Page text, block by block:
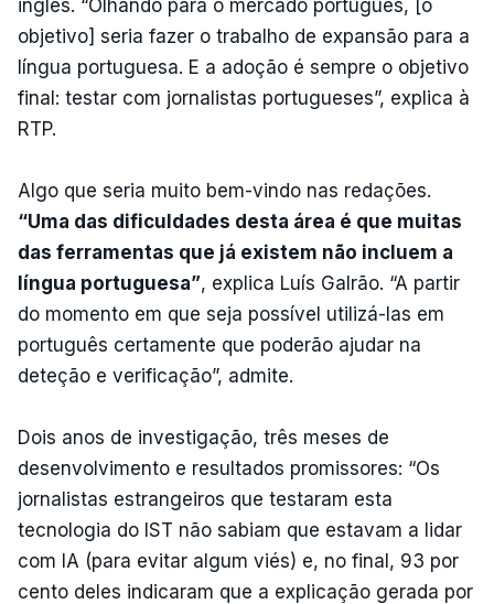
inglês. “Olhando para o mercado português, [o
objetivo] seria fazer o trabalho de expansão para a
língua portuguesa. E a adoção é sempre o objetivo
final: testar com jornalistas portugueses”, explica à
RTP.
Algo que seria muito bem-vindo nas redações.
“Uma das dificuldades desta área é que muitas
das ferramentas que já existem não incluem a
língua portuguesa”, explica Luís Galrão. “A partir
do momento em que seja possível utilizá-las em
português certamente que poderão ajudar na
deteção e verificação”, admite.
Dois anos de investigação, três meses de
desenvolvimento e resultados promissores: “Os
jornalistas estrangeiros que testaram esta
tecnologia do IST não sabiam que estavam a lidar
com IA (para evitar algum viés) e, no final, 93 por
cento deles indicaram que a explicação gerada por